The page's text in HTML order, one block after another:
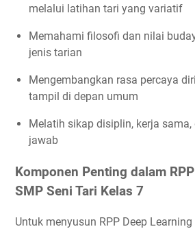
melalui latihan tari yang variatif
Memahami filosofi dan nilai
jenis tarian
Mengembangkan rasa percaya
tampil di depan umum
Melatih sikap disiplin, kerja
jawab
Komponen Penting dalam
SMP Seni Tari Kelas 7
Untuk menyusun RPP Deep